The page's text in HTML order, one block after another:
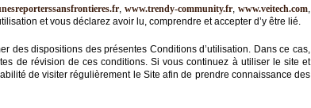
,www.trendy-community.fr,www.veitech.com,
et vous déclarez avoir lu, comprendre et accepter d’y être lié.
des dispositions des présentes Conditions d’utilisation. Dans ce cas,
de révision de ces conditions. Si vous continuez à utiliser le site et
de visiter régulièrement le Site afin de prendre connaissance des